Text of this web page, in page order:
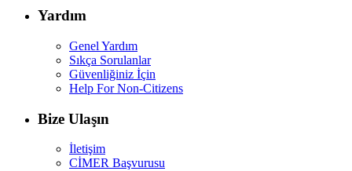
Yardım
Genel Yardım
Sıkça Sorulanlar
Güvenliğiniz İçin
Help For Non-Citizens
Bize Ulaşın
İletişim
CİMER Başvurusu